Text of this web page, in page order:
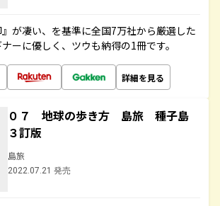
』が凄い、を基準に全国7万社から厳選した
ーに優しく、ツウも納得の1冊です。
詳細を見る
０７ 地球の歩き方 島旅 種子島
３訂版
島旅
2022.07.21 発売